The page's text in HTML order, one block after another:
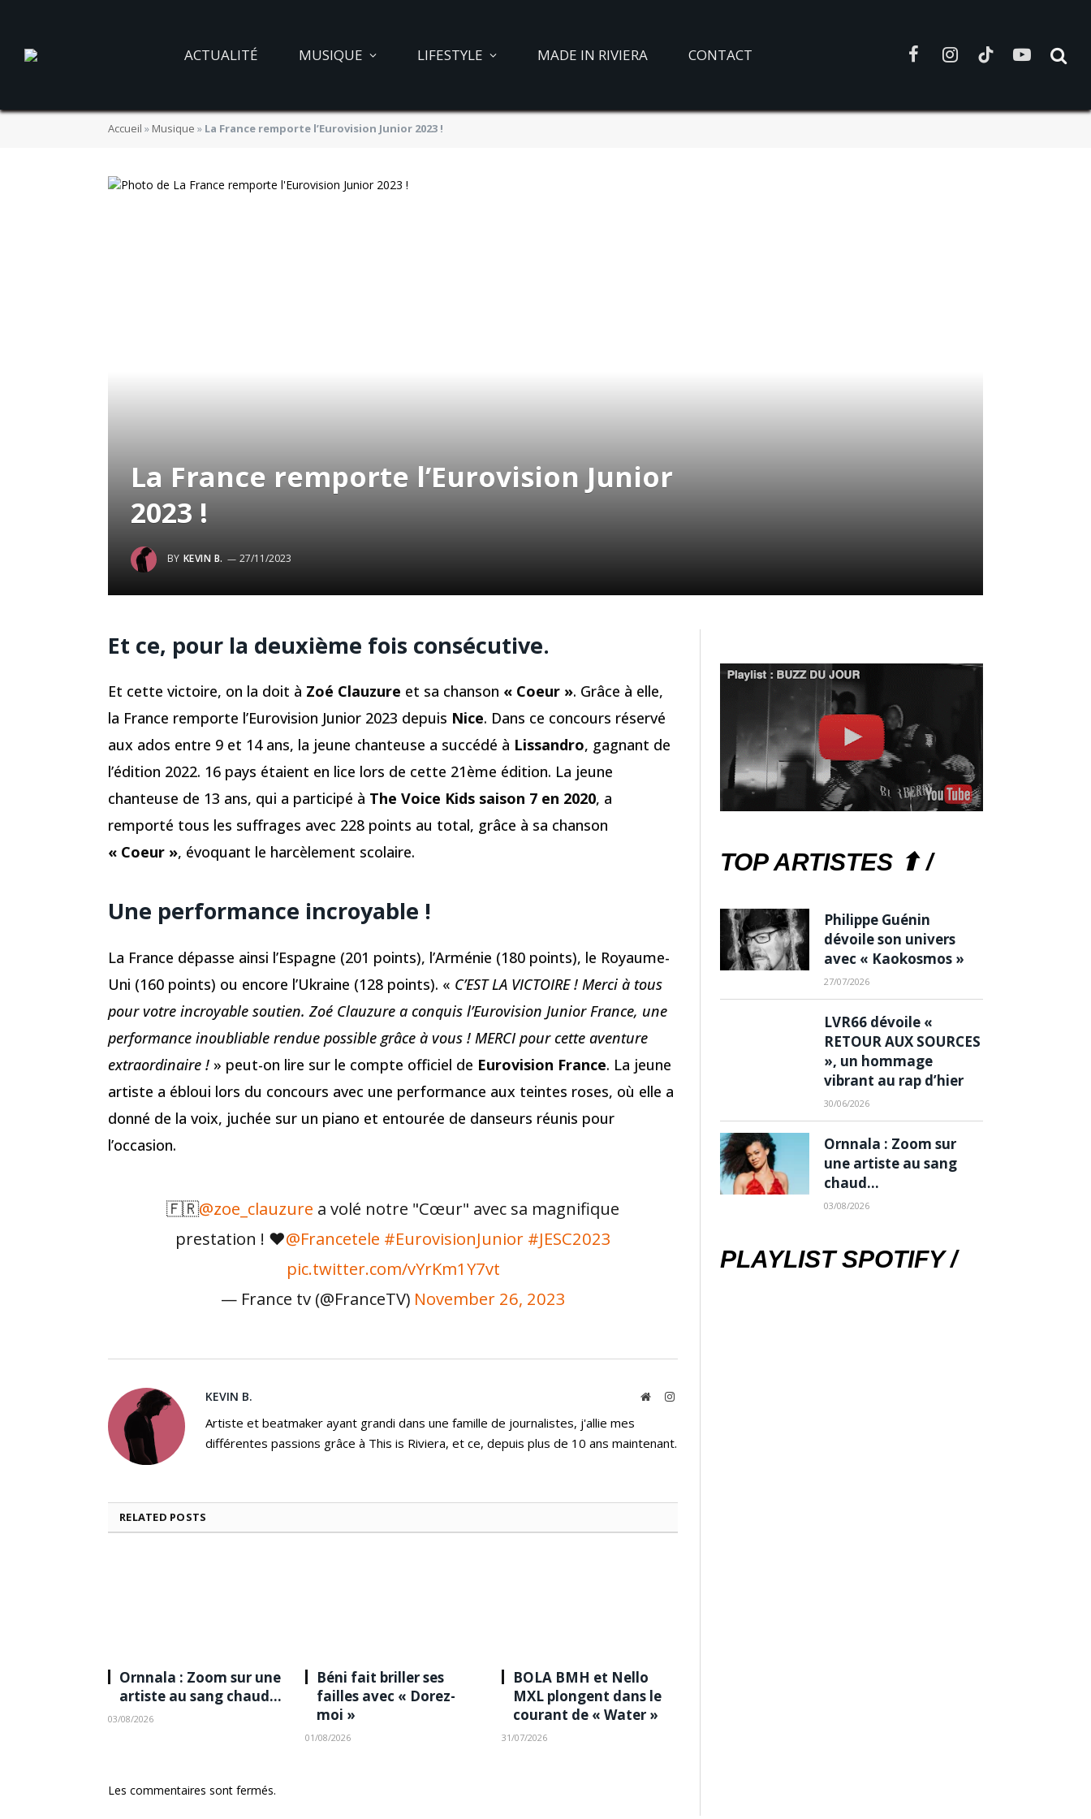
ACTUALITÉ MUSIQUE LIFESTYLE MADE IN RIVIERA CONTACT FacebookInstagramTikTokYouTube
Accueil » Musique » La France remporte l’Eurovision Junior 2023 !
La France remporte l’Eurovision Junior
2023 !
BY KEVIN B. 27/11/2023
Et ce, pour la deuxième fois consécutive.
Et cette victoire, on la doit à Zoé Clauzure et sa chanson « Coeur ». Grâce à elle,
la France remporte l’Eurovision Junior 2023 depuis Nice. Dans ce concours réservé
aux ados entre 9 et 14 ans, la jeune chanteuse a succédé à Lissandro, gagnant de
l’édition 2022. 16 pays étaient en lice lors de cette 21ème édition. La jeune
chanteuse de 13 ans, qui a participé à The Voice Kids saison 7 en 2020, a
remporté tous les suffrages avec 228 points au total, grâce à sa chanson
« Coeur », évoquant le harcèlement scolaire.
Une performance incroyable !
La France dépasse ainsi l’Espagne (201 points), l’Arménie (180 points), le Royaume-
Uni (160 points) ou encore l’Ukraine (128 points). « C’EST LA VICTOIRE ! Merci à tous
pour votre incroyable soutien. Zoé Clauzure a conquis l’Eurovision Junior France, une
performance inoubliable rendue possible grâce à vous ! MERCI pour cette aventure
extraordinaire ! » peut-on lire sur le compte officiel de Eurovision France. La jeune
artiste a ébloui lors du concours avec une performance aux teintes roses, où elle a
donné de la voix, juchée sur un piano et entourée de danseurs réunis pour
l’occasion.
🇫🇷@zoe_clauzure a volé notre "Cœur" avec sa magnifique
prestation ! ❤️@Francetele #EurovisionJunior #JESC2023
pic.twitter.com/vYrKm1Y7vt
— France tv (@FranceTV) November 26, 2023
KEVIN B. WebsiteInstagram
Artiste et beatmaker ayant grandi dans une famille de journalistes, j'allie mes
différentes passions grâce à This is Riviera, et ce, depuis plus de 10 ans maintenant.
RELATED POSTS
Ornnala : Zoom sur une
artiste au sang chaud…
03/08/2026
Béni fait briller ses
failles avec « Dorez-
moi »
01/08/2026
BOLA BMH et Nello
MXL plongent dans le
courant de « Water »
31/07/2026
Les commentaires sont fermés.
TOP ARTISTES ⬆ /
Philippe Guénin
dévoile son univers
avec « Kaokosmos »
27/07/2026
LVR66 dévoile «
RETOUR AUX SOURCES
», un hommage
vibrant au rap d’hier
30/06/2026
Ornnala : Zoom sur
une artiste au sang
chaud…
03/08/2026
PLAYLIST SPOTIFY /